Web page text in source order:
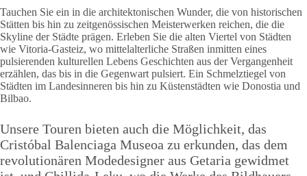
Tauchen Sie ein in die architektonischen Wunder, die von historischen
Stätten bis hin zu zeitgenössischen Meisterwerken reichen, die die
Skyline der Städte prägen. Erleben Sie die alten Viertel von Städten
wie Vitoria-Gasteiz, wo mittelalterliche Straßen inmitten eines
pulsierenden kulturellen Lebens Geschichten aus der Vergangenheit
erzählen, das bis in die Gegenwart pulsiert. Ein Schmelztiegel von
Städten im Landesinneren bis hin zu Küstenstädten wie Donostia und
Bilbao.
Unsere Touren bieten auch die Möglichkeit, das
Cristóbal Balenciaga Museoa zu erkunden, das dem
revolutionären Modedesigner aus Getaria gewidmet